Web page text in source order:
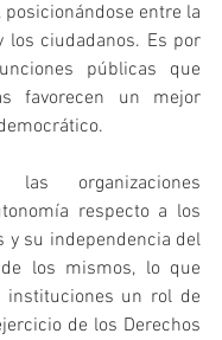
posicionándose entre la
los ciudadanos. Es por
públicas que
favorecen un mejor
las organizaciones
respecto a los
y su independencia del
los mismos, lo que
instituciones un rol de
de los Derechos